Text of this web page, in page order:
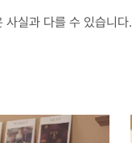
사실과 다를 수 있습니다.